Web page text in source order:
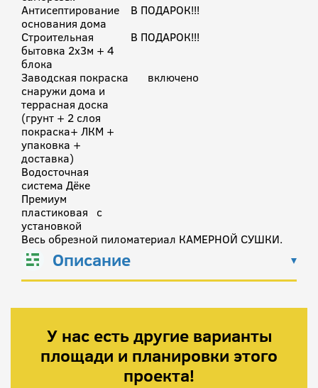
Антисептирование
основания дома
В ПОДАРОК!!!
Строительная
бытовка 2х3м + 4
блока
В ПОДАРОК!!!
Заводская покраска
снаружи дома и
террасная доска
(грунт + 2 слоя
покраска+ ЛКМ +
упаковка +
доставка)
Водосточная
система Дёке
Премиум
пластиковая с
установкой
включено
Весь обрезной пиломатериал КАМЕРНОЙ СУШКИ.
Описание
У нас есть другие варианты
площади и планировки этого
проекта!